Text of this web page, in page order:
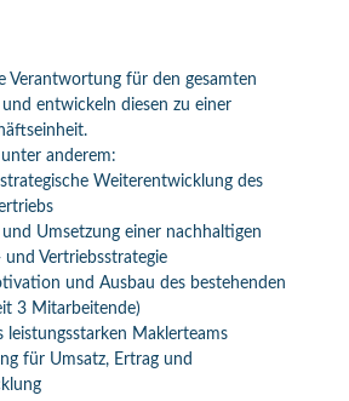
Verantwortung für den gesamten
entwickeln diesen zu einer
anderem:
Weiterentwicklung des
Umsetzung einer nachhaltigen
Vertriebsstrategie
und Ausbau des bestehenden
3 Mitarbeitende)
leistungsstarken Maklerteams
für Umsatz, Ertrag und